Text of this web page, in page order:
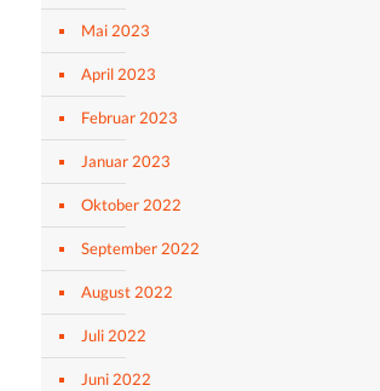
Mai 2023
April 2023
Februar 2023
Januar 2023
Oktober 2022
September 2022
August 2022
Juli 2022
Juni 2022